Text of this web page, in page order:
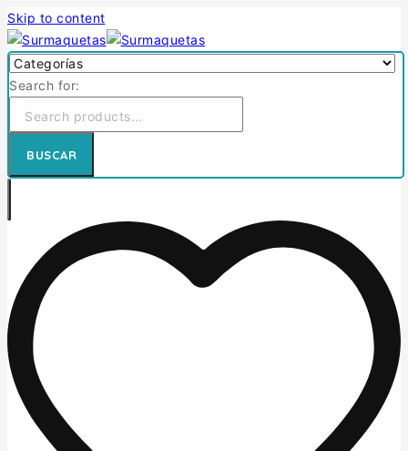
Skip to content
Search for:
BUSCAR